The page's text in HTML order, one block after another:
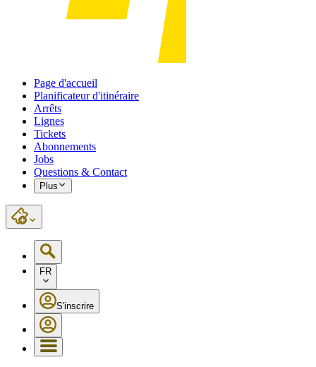
Page d'accueil
Planificateur d'itinéraire
Arrêts
Lignes
Tickets
Abonnements
Jobs
Questions & Contact
Plus
FR
S'inscrire